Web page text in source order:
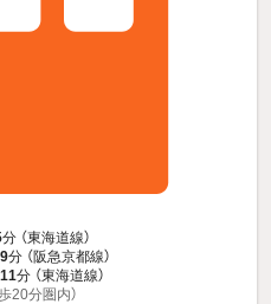
分 （東海道線）
9分 （阪急京都線）
11分 （東海道線）
20分圏内）